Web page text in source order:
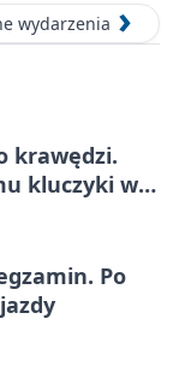
wydarzenia
krawędzi.
kluczyki w
Po